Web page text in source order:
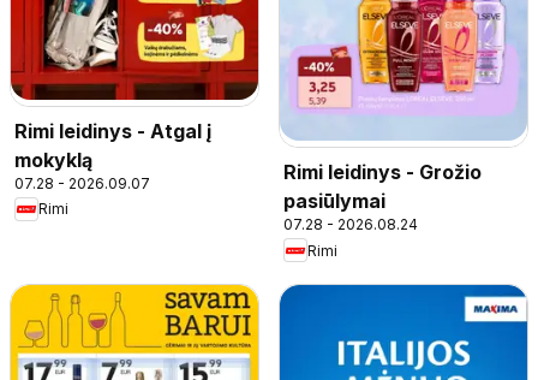
Rimi leidinys - Atgal į
mokyklą
07.28 - 2026.09.07
Rimi
Rimi leidinys - Grožio
pasiūlymai
07.28 - 2026.08.24
Rimi